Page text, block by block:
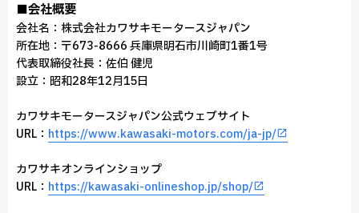
■会社概要
会社名：株式会社カワサキモータースジャパン
所在地：〒673-8666 兵庫県明石市川崎町1番1号
代表取締役社長：佐伯 健児
設立：昭和28年12月15日
カワサキモータースジャパン公式ウェブサイト
URL： https://www.kawasaki-motors.com/ja-jp/
カワサキオンラインショップ
URL： https://kawasaki-onlineshop.jp/shop/